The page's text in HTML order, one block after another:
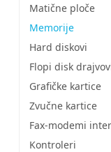
Matične ploče
Memorije
Hard diskovi
Flopi disk
Grafičke kartice
Zvučne kartice
Fax-modemi
Kontroleri